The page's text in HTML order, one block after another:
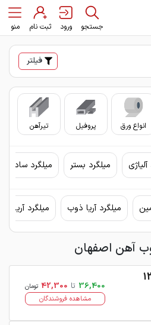
جستجو ورود ثبت نام منو
فیلتر
انواع ورق پروفیل تیرآهن
میلگرد بستر میلگرد ساده
میلگرد آریا ذوب میلگرد آریان
آهن اصفهان
36,400 تا 42,300 تومان
مشاهده فروشندگان